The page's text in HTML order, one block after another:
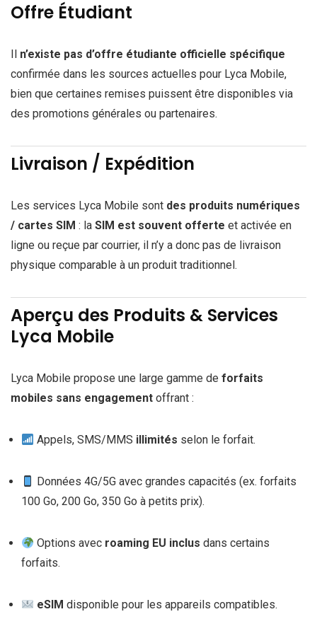
Offre Étudiant
n’existe pas d’offre étudiante officielle spécifique
confirmée dans les sources actuelles pour Lyca Mobile,
bien que certaines remises puissent être disponibles via
des promotions générales ou partenaires.
Livraison / Expédition
Les services Lyca Mobile sont des produits numériques
/ cartes SIM : la SIM est souvent offerte et activée en
ligne ou reçue par courrier, il n’y a donc pas de livraison
physique comparable à un produit traditionnel.
Aperçu des Produits & Services
Lyca Mobile
Lyca Mobile propose une large gamme de forfaits
mobiles sans engagement offrant :
Appels, SMS/MMS illimités selon le forfait.
Données 4G/5G avec grandes capacités (ex. forfaits
100 Go, 200 Go, 350 Go à petits prix).
Options avec roaming EU inclus dans certains
forfaits.
eSIM disponible pour les appareils compatibles.